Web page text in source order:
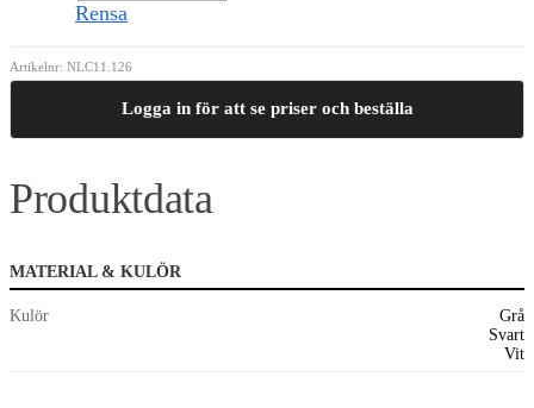
Rensa
Artikelnr: NLC11.126
Logga in för att se priser och beställa
Produktdata
MATERIAL & KULÖR
Kulör
Grå
Svart
Vit